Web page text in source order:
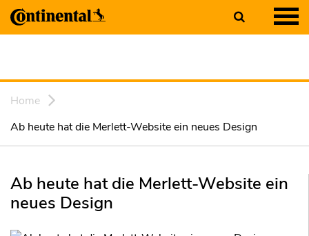
Home
Ab heute hat die Merlett-Website ein neues Design
Ab heute hat die Merlett-Website ein
neues Design